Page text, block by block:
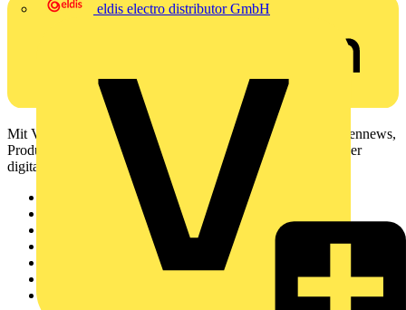
eldis electro distributor GmbH
Mit Voltimum erhalten Elektrofachkräfte Zugang zu Branchennews,
Produktinformationen, Schulungen und Tools – alles auf einer
digitalen Plattform und Community.